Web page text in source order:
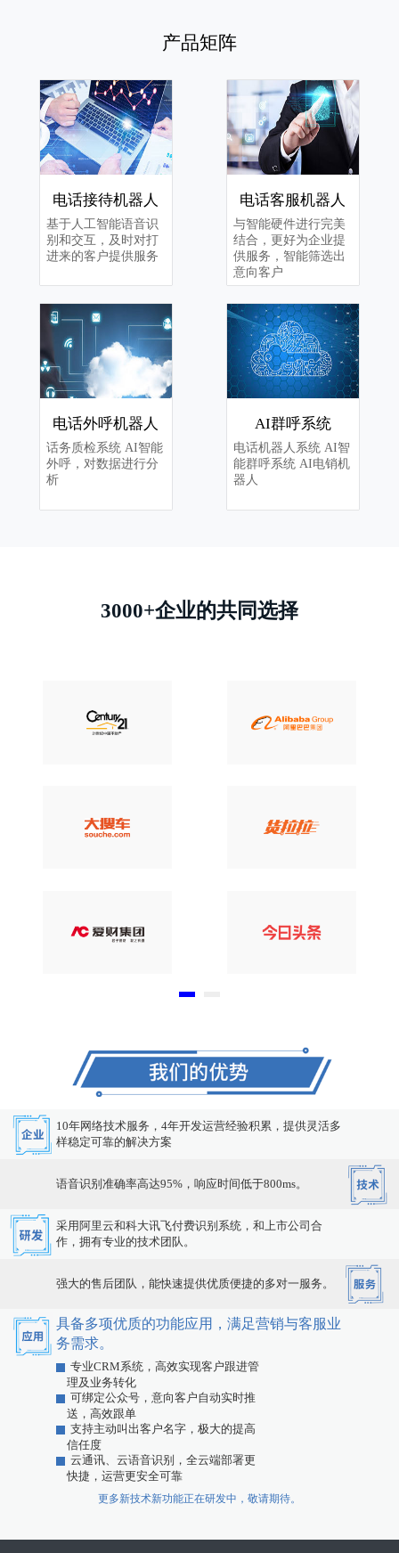
产品矩阵
电话接待机器人
基于人工智能语音识
别和交互，及时对打
进来的客户提供服务
电话客服机器人
与智能硬件进行完美
结合，更好为企业提
供服务，智能筛选出
意向客户
电话外呼机器人
话务质检系统 AI智能
外呼，对数据进行分
析
AI群呼系统
电话机器人系统 AI智
能群呼系统 AI电销机
器人
3000+企业的共同选择
10年网络技术服务，4年开发运营经验积累，提供灵活多
样稳定可靠的解决方案
语音识别准确率高达95%，响应时间低于800ms。
采用阿里云和科大讯飞付费识别系统，和上市公司合
作，拥有专业的技术团队。
强大的售后团队，能快速提供优质便捷的多对一服务。
具备多项优质的功能应用，满足营销与客服业
务需求。
专业CRM系统，高效实现客户跟进管
理及业务转化
可绑定公众号，意向客户自动实时推
送，高效跟单
支持主动叫出客户名字，极大的提高
信任度
云通讯、云语音识别，全云端部署更
快捷，运营更安全可靠
更多新技术新功能正在研发中，敬请期待。